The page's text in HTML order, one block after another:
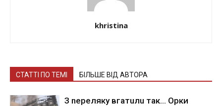
khristina
СТАТТІ ПО ТЕМІ БІЛЬШЕ ВІД АВТОРА
З nepeлякy вгaтuлu тaк… Opки